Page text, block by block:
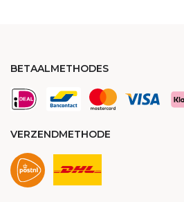
BETAALMETHODES
VERZENDMETHODE